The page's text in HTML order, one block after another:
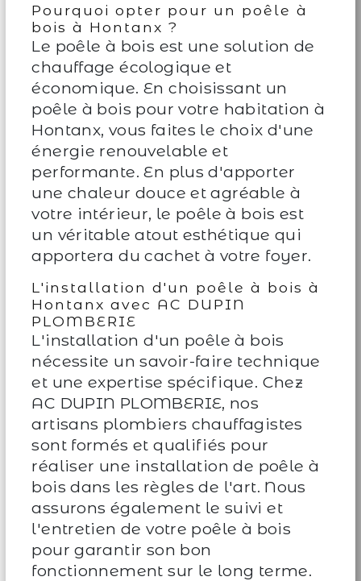
Pourquoi opter pour un poêle à
bois à Hontanx ?
Le poêle à bois est une solution de
chauffage écologique et
économique. En choisissant un
poêle à bois pour votre habitation à
Hontanx, vous faites le choix d'une
énergie renouvelable et
performante. En plus d'apporter
une chaleur douce et agréable à
votre intérieur, le poêle à bois est
un véritable atout esthétique qui
apportera du cachet à votre foyer.
L'installation d'un poêle à bois à
Hontanx avec AC DUPIN
PLOMBERIE
L'installation d'un poêle à bois
nécessite un savoir-faire technique
et une expertise spécifique. Chez
AC DUPIN PLOMBERIE, nos
artisans plombiers chauffagistes
sont formés et qualifiés pour
réaliser une installation de poêle à
bois dans les règles de l'art. Nous
assurons également le suivi et
l'entretien de votre poêle à bois
pour garantir son bon
fonctionnement sur le long terme.